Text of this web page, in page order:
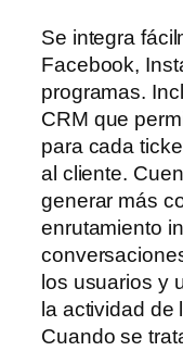
Se integra
Facebook,
programas.
CRM que
para cada
al cliente.
generar más
enrutamiento
los usuarios y
la actividad de
Cuando se